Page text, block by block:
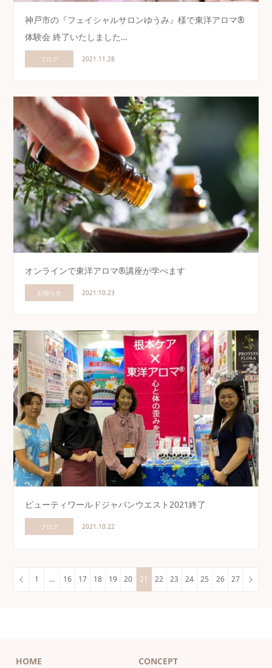
神戸市の『フェイシャルサロンゆうみ』様で東洋アロマ®
体験会 終了いたしました…
ブログ 2021.11.28
オンラインで東洋アロマ®講座が学べます
お知らせ 2021.10.23
ビューティワールドジャパンウエスト2021終了
ブログ 2021.10.22
1 … 16 17 18 19 20 21 22 23 24 25 26 27
HOME CONCEPT